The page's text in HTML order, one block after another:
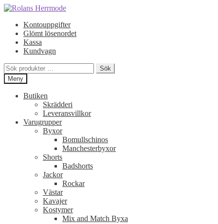
Hoppa
navigering
Hoppa
innehållKontouppgifter
Glömt lösenordet
Kassa
Kundvagn
Sök
efter:
Sök
Meny
Butiken
Skrädderi
Leveransvillkor
Varugrupper
Byxor
Bomullschinos
Manchesterbyxor
Shorts
Badshorts
Jackor
Rockar
Västar
Kavajer
Kostymer
Mix and Match Byxa